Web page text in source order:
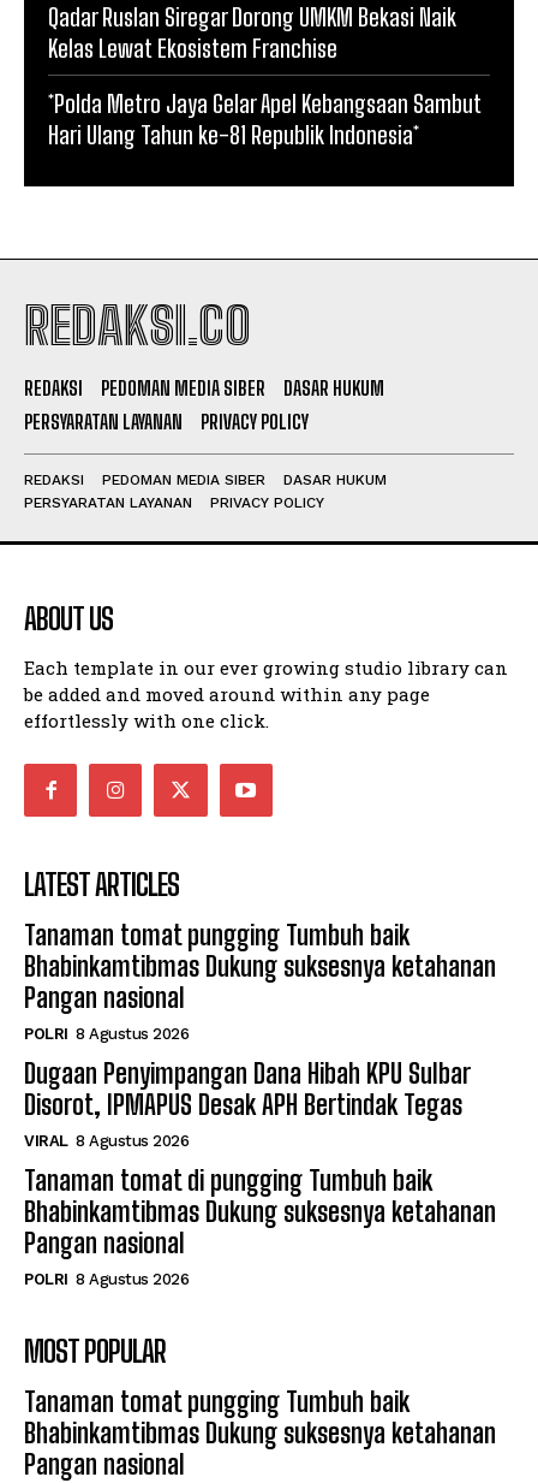
Qadar Ruslan Siregar Dorong UMKM Bekasi Naik
Kelas Lewat Ekosistem Franchise
*Polda Metro Jaya Gelar Apel Kebangsaan Sambut
Hari Ulang Tahun ke-81 Republik Indonesia*
REDAKSI.CO
REDAKSI PEDOMAN MEDIA SIBER
DASAR HUKUM
PERSYARATAN LAYANAN
PRIVACY POLICY
REDAKSI PEDOMAN MEDIA SIBER
DASAR HUKUM
PERSYARATAN LAYANAN
PRIVACY POLICY
ABOUT US
Each template in our ever growing studio library can
be added and moved around within any page
effortlessly with one click.
LATEST ARTICLES
Tanaman tomat pungging Tumbuh baik
Bhabinkamtibmas Dukung suksesnya ketahanan
Pangan nasional
POLRI 8 Agustus 2026
Dugaan Penyimpangan Dana Hibah KPU Sulbar
Disorot, IPMAPUS Desak APH Bertindak Tegas
VIRAL 8 Agustus 2026
Tanaman tomat di pungging Tumbuh baik
Bhabinkamtibmas Dukung suksesnya ketahanan
Pangan nasional
POLRI 8 Agustus 2026
MOST POPULAR
Tanaman tomat pungging Tumbuh baik
Bhabinkamtibmas Dukung suksesnya ketahanan
Pangan nasional